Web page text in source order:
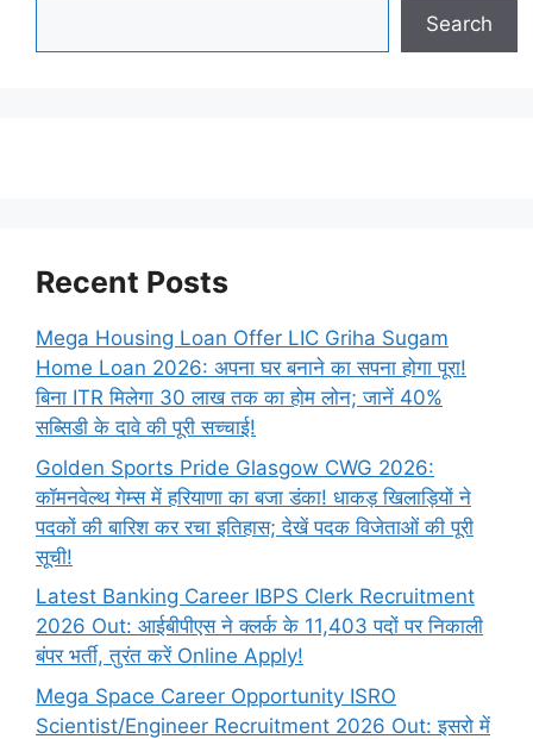
Search
Recent Posts
Mega Housing Loan Offer LIC Griha Sugam
Home Loan 2026: अपना घर बनाने का सपना होगा पूरा!
बिना ITR मिलेगा 30 लाख तक का होम लोन; जानें 40%
सब्सिडी के दावे की पूरी सच्चाई!
Golden Sports Pride Glasgow CWG 2026:
कॉमनवेल्थ गेम्स में हरियाणा का बजा डंका! धाकड़ खिलाड़ियों ने
पदकों की बारिश कर रचा इतिहास; देखें पदक विजेताओं की पूरी
सूची!
Latest Banking Career IBPS Clerk Recruitment
2026 Out: आईबीपीएस ने क्लर्क के 11,403 पदों पर निकाली
बंपर भर्ती, तुरंत करें Online Apply!
Mega Space Career Opportunity ISRO
Scientist/Engineer Recruitment 2026 Out: इसरो में